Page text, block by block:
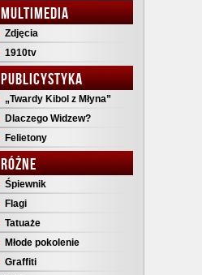
MULTIMEDIA
Zdjęcia
1910tv
PUBLICYSTYKA
„Twardy Kibol z Młyna”
Dlaczego Widzew?
Felietony
RÓŻNE
Śpiewnik
Flagi
Tatuaże
Młode pokolenie
Graffiti